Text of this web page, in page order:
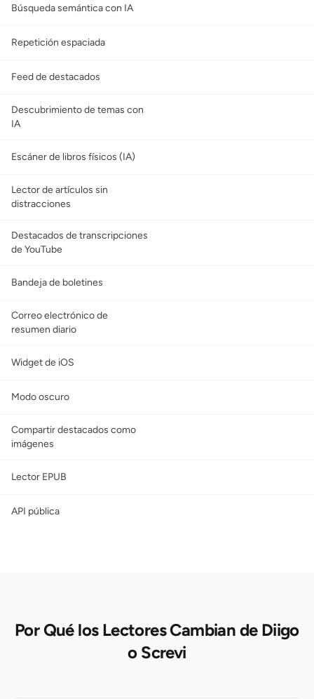
Búsqueda semántica con IA
Repetición espaciada
Feed de destacados
Descubrimiento de temas con
IA
Escáner de libros físicos (IA)
Lector de artículos sin
distracciones
Destacados de transcripciones
de YouTube
Bandeja de boletines
Correo electrónico de
resumen diario
Widget de iOS
Modo oscuro
Compartir destacados como
imágenes
Lector EPUB
API pública
Por Qué los Lectores Cambian de Diigo
o Screvi